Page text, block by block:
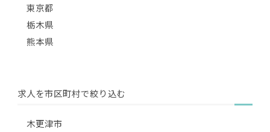
東京都
栃木県
熊本県
求人を市区町村で絞り込む
木更津市